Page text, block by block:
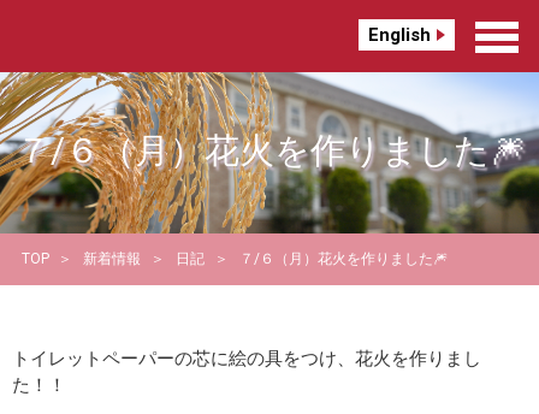
English
７/６（月）花火を作りました🎆
TOP 新着情報 日記 ７/６（月）花火を作りました🎆
トイレットペーパーの芯に絵の具をつけ、花火を作りまし
た！！